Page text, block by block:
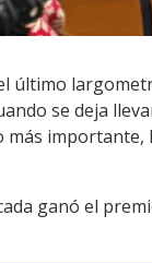
último
se deja
más importante,
ganó el